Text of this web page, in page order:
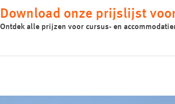
Download onze prijslijst
Ontdek alle prijzen voor cursus- en